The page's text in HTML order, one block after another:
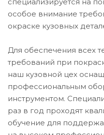
специализируется на
особое внимание
окраске кузовных
Для обеспечения всех
требований при
наш кузовной цех
профессиональным
инструментом.
раз в год проходят
обучение для